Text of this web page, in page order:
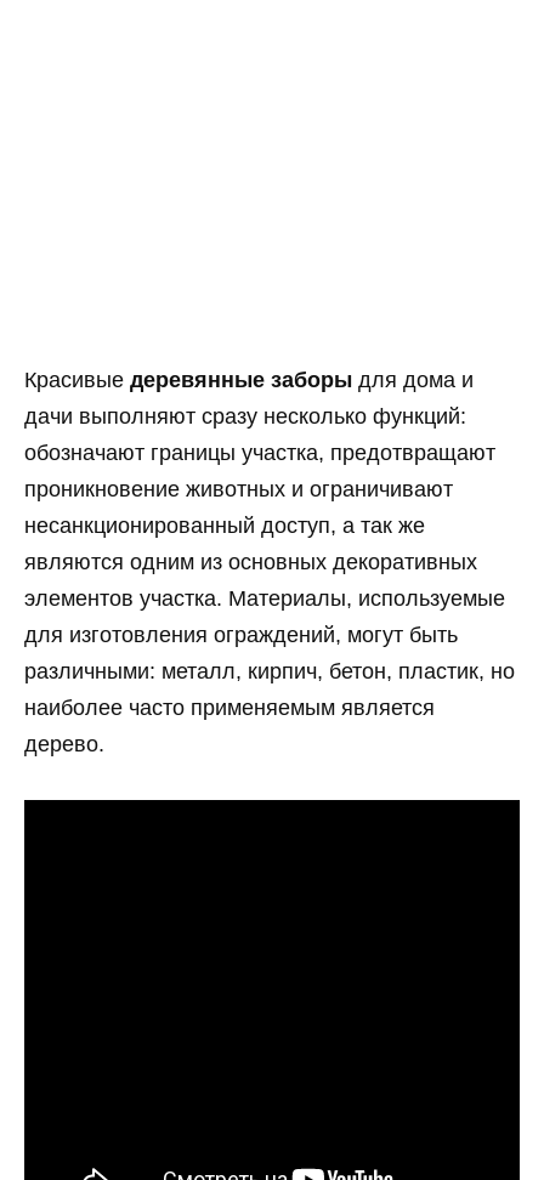
Красивые деревянные заборы для дома и
дачи выполняют сразу несколько функций:
обозначают границы участка, предотвращают
проникновение животных и ограничивают
несанкционированный доступ, а так же
являются одним из основных декоративных
элементов участка. Материалы, используемые
для изготовления ограждений, могут быть
различными: металл, кирпич, бетон, пластик, но
наиболее часто применяемым является
дерево.